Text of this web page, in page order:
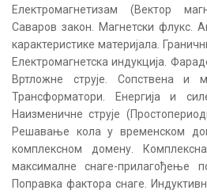
Електромагнетизам (Вектор
Саваров закон. Магнетски флукс.
карактеристике материјала.
Електромагнетска индукција.
Вртложне струје. Сопствена и
Трансформатори. Енергија и
Наизменичне струје
Решавање кола у временском
комплексном домену.
максималне снаге-прилагођење
Поправка фактора снаге.